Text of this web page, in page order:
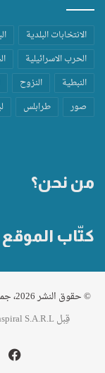
الانتخابات البلدية
الحرب الاسرائيلية
النبطية
النزوح
صور
طرابلس
من نحن؟
كتّاب الموقع
© حقوق النشر 2026، جميع الحقوق محفوظة مناطق .نت |
قِبل Inspiral S.A.R.L